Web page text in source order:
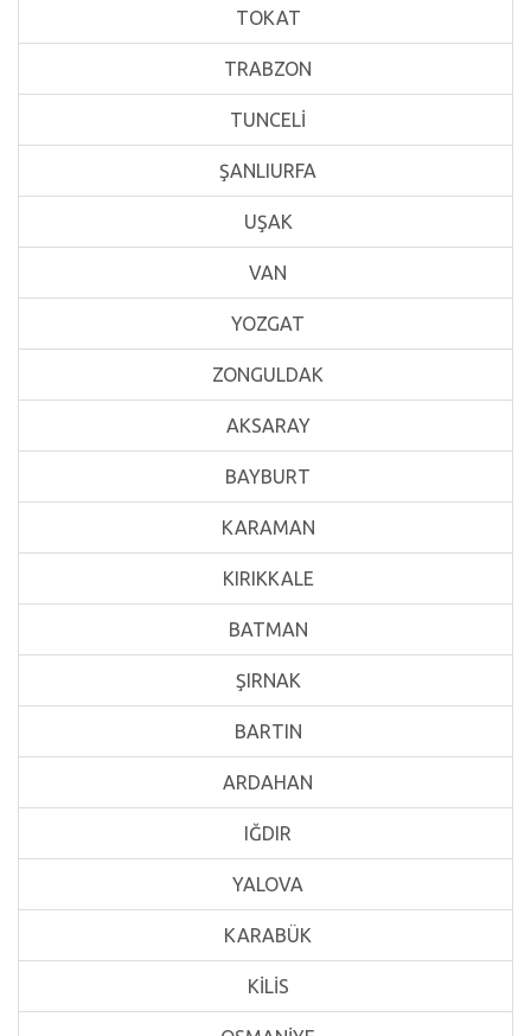
TOKAT
TRABZON
TUNCELİ
ŞANLIURFA
UŞAK
VAN
YOZGAT
ZONGULDAK
AKSARAY
BAYBURT
KARAMAN
KIRIKKALE
BATMAN
ŞIRNAK
BARTIN
ARDAHAN
IĞDIR
YALOVA
KARABÜK
KİLİS